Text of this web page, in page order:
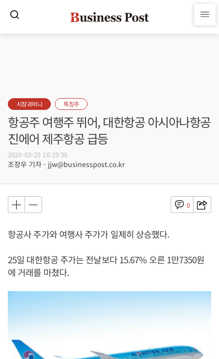
시장과머니 특징주
항공주 여행주 뛰어, 대한항공 아시아나항공
진에어 제주항공 급등
2020-03-25 16:19:36
조장우 기자 - jjw@businesspost.co.kr
0
항공사 주가와 여행사 주가가 일제히 상승했다.
25일 대한항공 주가는 전날보다 15.67% 오른 1만7350원
에 거래를 마쳤다.